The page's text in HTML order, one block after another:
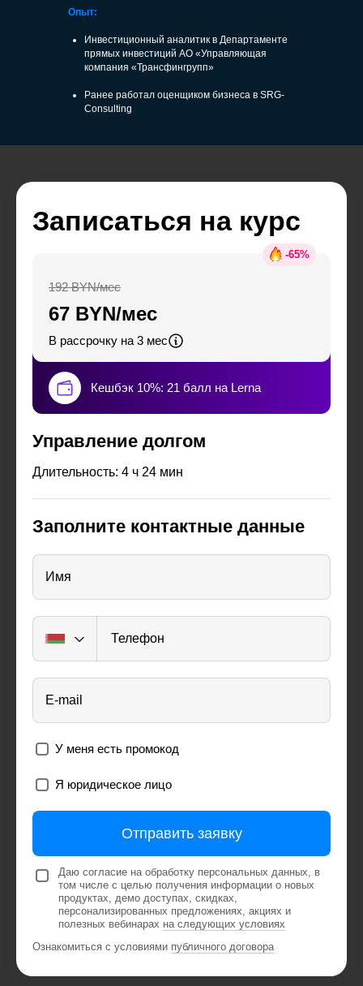
Опыт:
Инвестиционный аналитик в Департаменте
прямых инвестиций АО «Управляющая
компания «Трансфингрупп»
Ранее работал оценщиком бизнеса в SRG-
Consulting
Записаться на курс
-65%
67 BYN/мес
192 BYN/мес
В рассрочку на 3 мес
Кешбэк 10%: 21 балл на Lerna
Управление долгом
Длительность: 4 ч 24 мин
Заполните контактные данные
Имя
Телефон
E-mail
У меня есть промокод
Я юридическое лицо
Отправить заявку
Даю согласие на обработку персональных данных, в
том числе с целью получения информации о новых
продуктах, демо доступах, скидках,
персонализированных предложениях, акциях и
полезных вебинарах на следующих условиях
Ознакомиться с условиями публичного договора